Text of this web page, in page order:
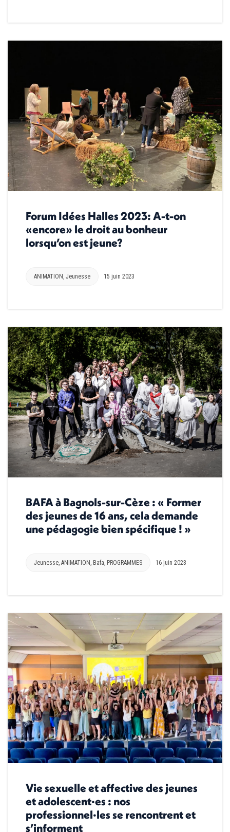
Forum Idées Halles 2023: A-t-on
«encore» le droit au bonheur
lorsqu’on est jeune?
ANIMATION Jeunesse 15 juin 2023
BAFA à Bagnols-sur-Cèze : « Former
des jeunes de 16 ans, cela demande
une pédagogie bien spécifique ! »
Jeunesse ANIMATION Bafa PROGRAMMES 16 juin 2023
Vie sexuelle et affective des jeunes
et adolescent·es : nos
professionnel·les se rencontrent et
s’informent